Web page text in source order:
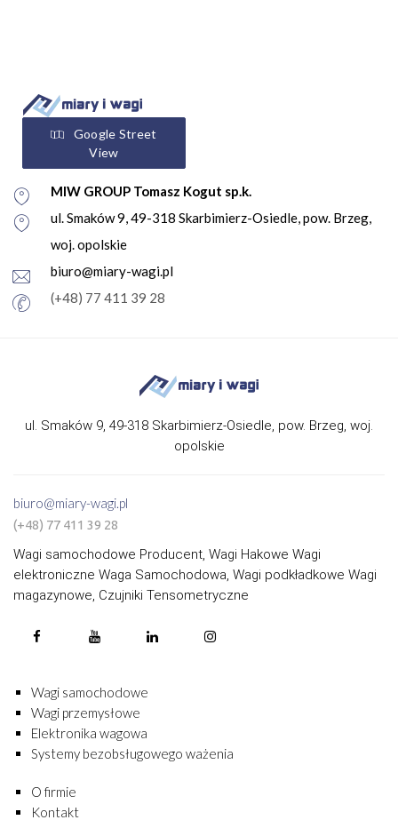
Google Street
View
MIW GROUP Tomasz Kogut sp.k.
ul. Smaków 9, 49-318 Skarbimierz-Osiedle, pow. Brzeg,
woj. opolskie
biuro@miary-wagi.pl
(+48) 77 411 39 28
ul. Smaków 9, 49-318 Skarbimierz-Osiedle, pow. Brzeg, woj.
opolskie
biuro@miary-wagi.pl
(+48) 77 411 39 28
Wagi samochodowe Producent, Wagi Hakowe Wagi
elektroniczne Waga Samochodowa, Wagi podkładkowe Wagi
magazynowe, Czujniki Tensometryczne
Wagi samochodowe
Wagi przemysłowe
Elektronika wagowa
Systemy bezobsługowego ważenia
O firmie
Kontakt